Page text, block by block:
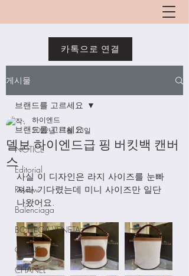
카톡으로 연결
게시물
브랜드를 고르세요
NOTICE
Editorial
Review
Balenciaga
BOTTEGA VENETA
CELINE
CHANEL
브랜드를 고르세요
델보 하이엔드급 핑 버킷백 캔버
스
하이엔드
2022년 11월 23일
사실 이 디자인은 라지 사이즈를 눈빠
져라 기다렸는데 미니 사이즈만 일단
나왔어요.